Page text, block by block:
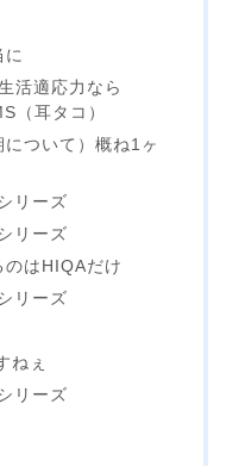
に
活適応力なら
（耳タコ）
ついて）概ね1ヶ
リーズ
リーズ
のはHIQAだけ
リーズ
ねぇ
リーズ